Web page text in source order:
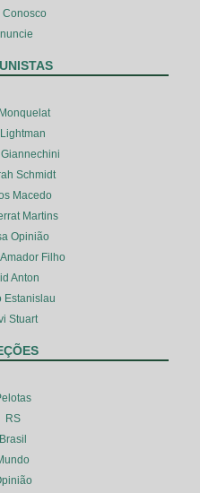
Conosco
Schmidt
Macedo
Martins
Opinião
Filho
Anton
Estanislau
Stuart
RS
Brasil